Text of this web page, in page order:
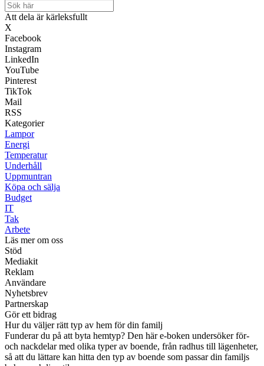
Att dela är kärleksfullt
X
Facebook
Instagram
LinkedIn
YouTube
Pinterest
TikTok
Mail
RSS
Kategorier
Lampor
Energi
Temperatur
Underhåll
Uppmuntran
Köpa och sälja
Budget
IT
Tak
Arbete
Läs mer om oss
Stöd
Mediakit
Reklam
Användare
Nyhetsbrev
Partnerskap
Gör ett bidrag
Hur du väljer rätt typ av hem för din familj
Funderar du på att byta hemtyp? Den här e-boken undersöker för-
och nackdelar med olika typer av boende, från radhus till lägenheter,
så att du lättare kan hitta den typ av boende som passar din familjs